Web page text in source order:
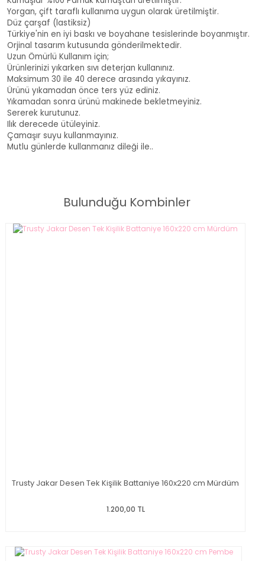
Yorgan, çift taraflı kullanıma uygun olarak üretilmiştir.
Düz çarşaf (lastiksiz)
Türkiye'nin en iyi baskı ve boyahane tesislerinde boyanmıştır.
Orjinal tasarım kutusunda gönderilmektedir.
Uzun Ömürlü Kullanım için;
Ürünlerinizi yıkarken sıvı deterjan kullanınız.
Maksimum 30 ile 40 derece arasında yıkayınız.
Ürünü yıkamadan önce ters yüz ediniz.
Yıkamadan sonra ürünü makinede bekletmeyiniz.
Sererek kurutunuz.
Ilık derecede ütüleyiniz.
Çamaşır suyu kullanmayınız.
Mutlu günlerde kullanmanız dileği ile..
Bulunduğu Kombinler
Trusty Jakar Desen Tek Kişilik Battaniye 160x220 cm Mürdüm
1.200,00 TL